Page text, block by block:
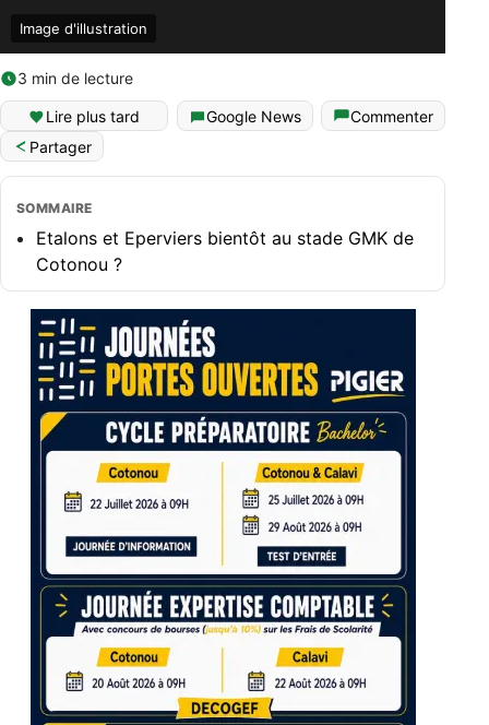
Image d'illustration
3 min de lecture
Lire plus tard Google News
Commenter
Partager
SOMMAIRE
Etalons et Eperviers bientôt au stade GMK de
Cotonou ?